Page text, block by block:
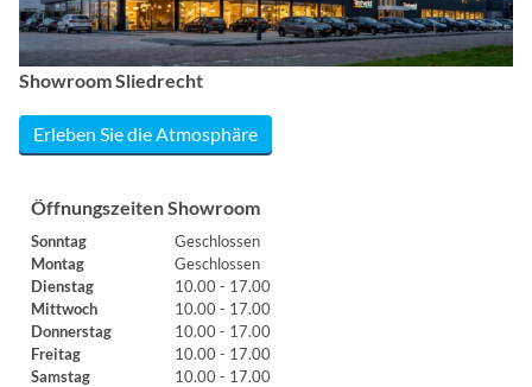
Showroom Sliedrecht
Erleben Sie die Atmosphäre
Öffnungszeiten Showroom
Sonntag
Geschlossen
Montag
Geschlossen
Dienstag
10.00 - 17.00
Mittwoch
10.00 - 17.00
Donnerstag
10.00 - 17.00
Freitag
10.00 - 17.00
Samstag
10.00 - 17.00